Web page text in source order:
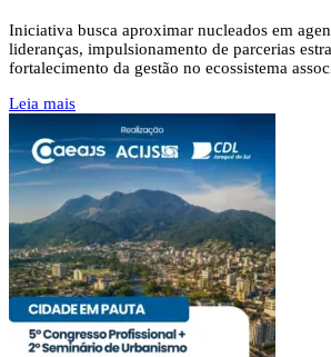
Iniciativa busca aproximar nucleados em
lideranças, impulsionamento de parcerias
fortalecimento da gestão no ecossistema
Leia mais